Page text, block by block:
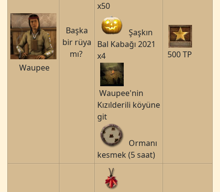
Waupee
Başka
bir rüya
mı?
x50
Şaşkın
Bal Kabağı 2021
x4
Waupee'nin
Kızılderili köyüne
git
Ormanı
kesmek (5 saat)
500 TP